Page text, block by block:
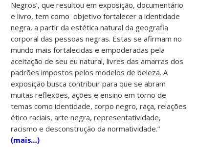
Negros’, que resultou em exposição, documentário
e livro, tem como objetivo fortalecer a identidade
negra, a partir da estética natural da geografia
corporal das pessoas negras. Estas se afirmam no
mundo mais fortalecidas e empoderadas pela
aceitação de seu eu natural, livres das amarras dos
padrões impostos pelos modelos de beleza. A
exposição busca contribuir para que se abram
muitas reflexões, ações e ensino em torno de
temas como identidade, corpo negro, raça, relações
ético raciais, arte negra, representatividade,
racismo e desconstrução da normatividade.”
(mais…)